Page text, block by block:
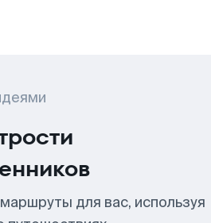
для вас, используя